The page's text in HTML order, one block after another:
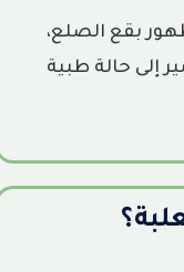
بقع الصلع،
إلى حالة طبية